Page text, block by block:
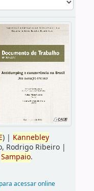
)| Kannebley
Rodrigo Ribeiro|
Sampaio.
acessar online